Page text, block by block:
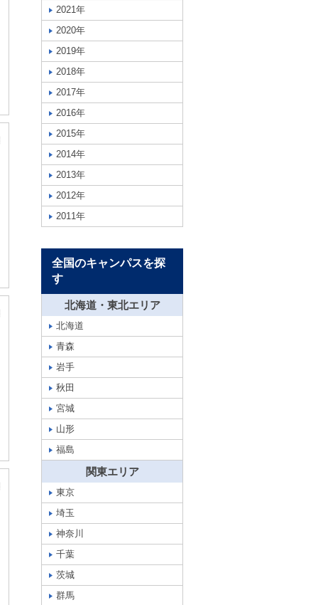
2021年
2020年
2019年
2018年
2017年
2016年
2015年
2014年
2013年
2012年
2011年
全国のキャンパスを探
す
北海道・東北エリア
北海道
青森
岩手
秋田
宮城
山形
福島
関東エリア
東京
埼玉
神奈川
千葉
茨城
群馬